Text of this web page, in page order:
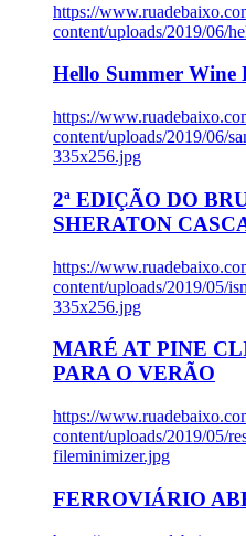
https://
content/uploads/2019/06/
Hello Summer Wine
https://
content/uploads/2019/06/
335x256.jpg
2ª EDIÇÃO DO
SHERATON
https://
content/uploads/2019/05/
335x256.jpg
MARÉ AT PINE
PARA O VERÃO
https://
content/uploads/2019/05/
fileminimizer.jpg
FERROVIÁRIO